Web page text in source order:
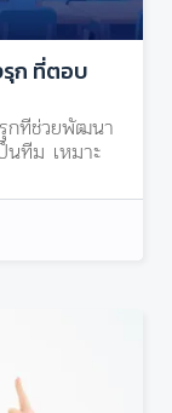
ก ที่ตอบ
กที่ช่วยพัฒนา
นทีม เหมาะ